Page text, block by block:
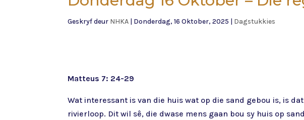
Geskryf deur NHKA | Donderdag, 16 Oktober, 2025 | Dagstukkies
Matteus 7: 24-29
Wat interessant is van die huis wat op die sand gebou is, is
rivierloop. Dit wil sê, die dwase mens gaan bou sy huis op